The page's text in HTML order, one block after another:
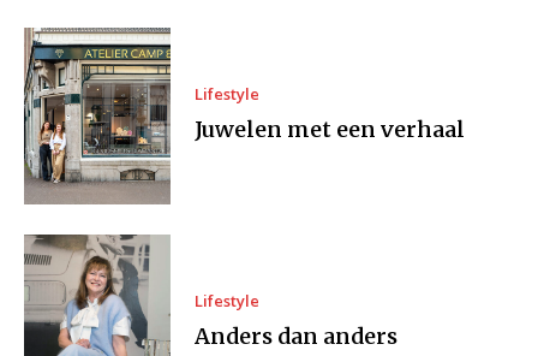
Lifestyle
Juwelen met een verhaal
Lifestyle
Anders dan anders